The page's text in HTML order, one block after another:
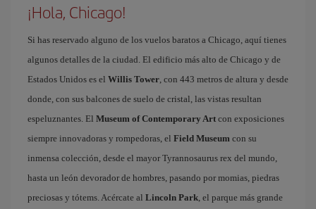
¡Hola, Chicago!
Si has reservado alguno de los vuelos baratos a Chicago, aquí tienes
algunos detalles de la ciudad. El edificio más alto de Chicago y de
Estados Unidos es el Willis Tower, con 443 metros de altura y desde
donde, con sus balcones de suelo de cristal, las vistas resultan
espeluznantes. El Museum of Contemporary Art con exposiciones
siempre innovadoras y rompedoras, el Field Museum con su
inmensa colección, desde el mayor Tyrannosaurus rex del mundo,
hasta un león devorador de hombres, pasando por momias, piedras
preciosas y tótems. Acércate al Lincoln Park, el parque más grande